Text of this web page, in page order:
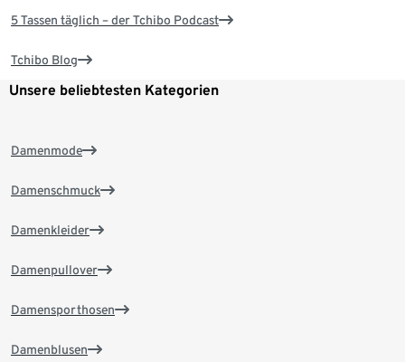
5 Tassen täglich – der Tchibo Podcast
Tchibo Blog
Unsere beliebtesten Kategorien
Damenmode
Damenschmuck
Damenkleider
Damenpullover
Damensporthosen
Damenblusen